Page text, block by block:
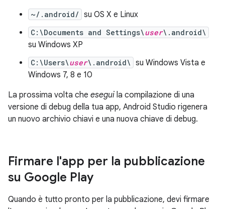
~/.android/ su OS X e Linux
C:\Documents and Settings\user\.android\
su Windows XP
C:\Users\user\.android\ su Windows Vista e
Windows 7, 8 e 10
La prossima volta che esegui la compilazione di una
versione di debug della tua app, Android Studio rigenera
un nuovo archivio chiavi e una nuova chiave di debug.
Firmare l'app per la pubblicazione
su Google Play
Quando è tutto pronto per la pubblicazione, devi firmare